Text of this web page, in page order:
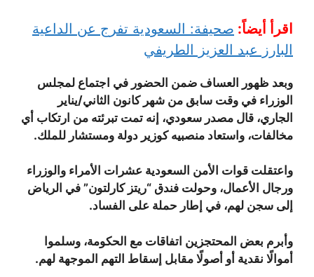
اقرأ أيضاً: صحيفة: السعودية تفرج عن الداعية
البارز عبد العزيز الطريفي
وبعد ظهور العساف ضمن الحضور في اجتماع لمجلس
الوزراء في وقت سابق من شهر كانون الثاني/يناير
الجاري، قال مصدر سعودي، إنه تمت تبرئته من ارتكاب أي
مخالفات، واستعاد منصبيه كوزير دولة ومستشار للملك.
واعتقلت قوات الأمن السعودية عشرات الأمراء والوزراء
ورجال الأعمال، وحولت فندق “ريتز كارلتون” في الرياض
إلى سجن لهم، في إطار حملة على الفساد.
وأبرم بعض المحتجزين اتفاقات مع الحكومة، وسلموا
أموالًا نقدية أو أصولًا مقابل إسقاط التهم الموجهة لهم.